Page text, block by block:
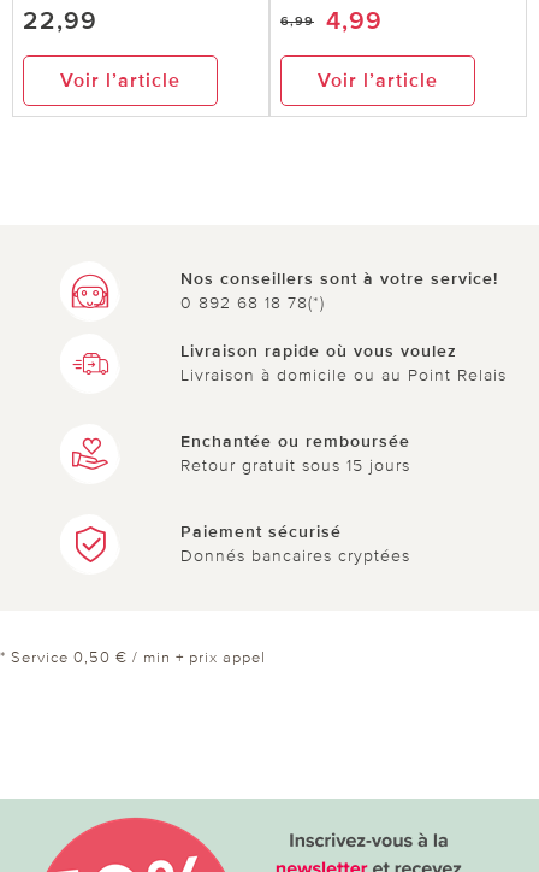
22,99
Voir l’article
6,99 4,99
Voir l’article
Nos conseillers sont à votre service!
0 892 68 18 78(*)
Livraison rapide où vous voulez
Livraison à domicile ou au Point Relais
Enchantée ou remboursée
Retour gratuit sous 15 jours
Paiement sécurisé
Donnés bancaires cryptées
* Service 0,50 € / min + prix appel